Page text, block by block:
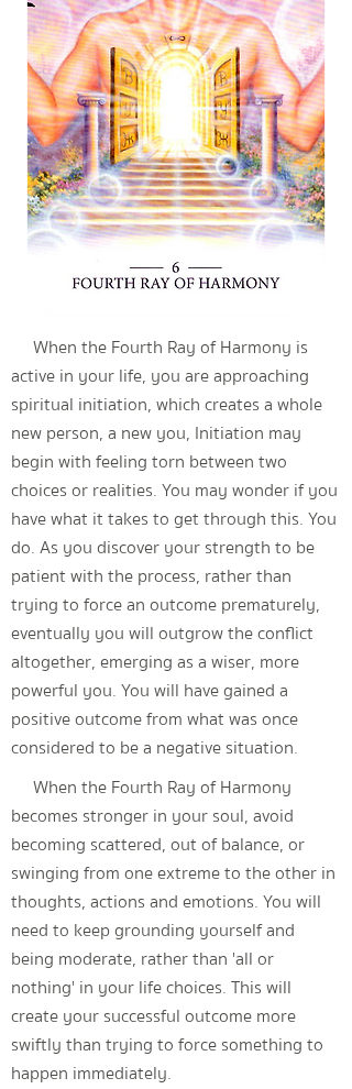
When the Fourth Ray of Harmony is
active in your life, you are approaching
spiritual initiation, which creates a whole
new person, a new you, Initiation may
begin with feeling torn between two
choices or realities. You may wonder if you
have what it takes to get through this. You
do. As you discover your strength to be
patient with the process, rather than
trying to force an outcome prematurely,
eventually you will outgrow the conflict
altogether, emerging as a wiser, more
powerful you. You will have gained a
positive outcome from what was once
considered to be a negative situation.
When the Fourth Ray of Harmony
becomes stronger in your soul, avoid
becoming scattered, out of balance, or
swinging from one extreme to the other in
thoughts, actions and emotions. You will
need to keep grounding yourself and
being moderate, rather than 'all or
nothing' in your life choices. This will
create your successful outcome more
swiftly than trying to force something to
happen immediately.